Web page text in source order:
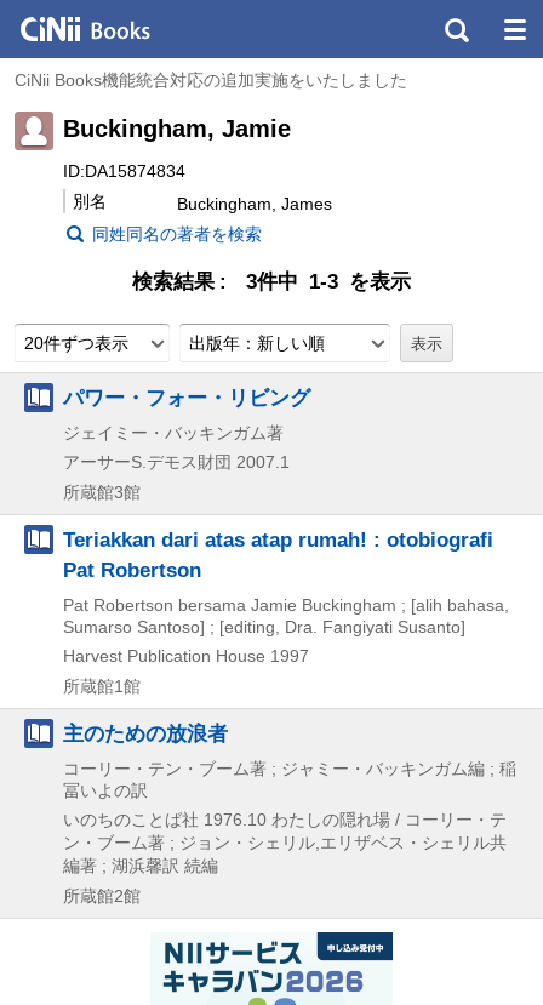
CiNii Books機能統合対応の追加実施をいたしました
Buckingham, Jamie
ID:DA15874834
別名
Buckingham, James
同姓同名の著者を検索
検索結果 3件中 1-3 を表示
20件ずつ表示 出版年：新しい順
パワー・フォー・リビング
ジェイミー・バッキンガム著
アーサーS.デモス財団 2007.1
所蔵館3館
Teriakkan dari atas atap rumah! : otobiografi
Pat Robertson
Pat Robertson bersama Jamie Buckingham ; [alih bahasa,
Sumarso Santoso] ; [editing, Dra. Fangiyati Susanto]
Harvest Publication House 1997
所蔵館1館
主のための放浪者
コーリー・テン・ブーム著 ; ジャミー・バッキンガム編 ; 稲
冨いよの訳
いのちのことば社 1976.10 わたしの隠れ場 / コーリー・テ
ン・ブーム著 ; ジョン・シェリル, エリザベス・シェリル共
編著 ; 湖浜馨訳 続編
所蔵館2館